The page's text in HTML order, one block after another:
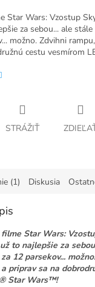
Star Wars: Vzostup
za sebou... ale
možno. Zdvihni
cestu vesmírom
STRÁŽIŤ
(1) Diskusia
Star Wars:
to najlepšie za
12 parsekov...
priprav sa na
Star Wars™!